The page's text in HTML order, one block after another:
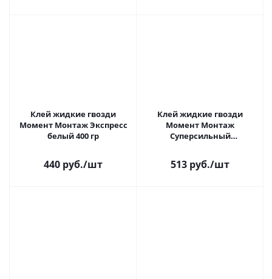
Клей жидкие гвозди
Момент Монтаж Экспресс
белый 400 гр
440 руб./шт
Клей жидкие гвозди
Момент Монтаж
Суперсильный
513 руб./шт